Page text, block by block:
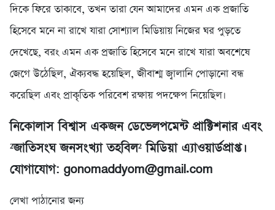
দিকে ফিরে তাকাবে, তখন তারা যেন আমাদের এমন এক প্রজাতি
হিসেবে মনে না রাখে যারা সোশ্যাল মিডিয়ায় নিজের ঘর পুড়তে
দেখেছে, বরং এমন এক প্রজাতি হিসেবে মনে রাখে যারা অবশেষে
জেগে উঠেছিল, ঐক্যবদ্ধ হয়েছিল, জীবাশ্ম জ্বালানি পোড়ানো বন্ধ
করেছিল এবং প্রাকৃতিক পরিবেশ রক্ষায় পদক্ষেপ নিয়েছিল।
নিকোলাস বিশ্বাস একজন ডেভেলপমেন্ট প্রাক্টিশনার এবং
²জাতিসংঘ জনসংখ্যা তহবিল² মিডিয়া এ্যাওয়ার্ডপ্রাপ্ত।
যোগাযোগ: gonomaddyom@gmail.com
লেখা পাঠানোর জন্য